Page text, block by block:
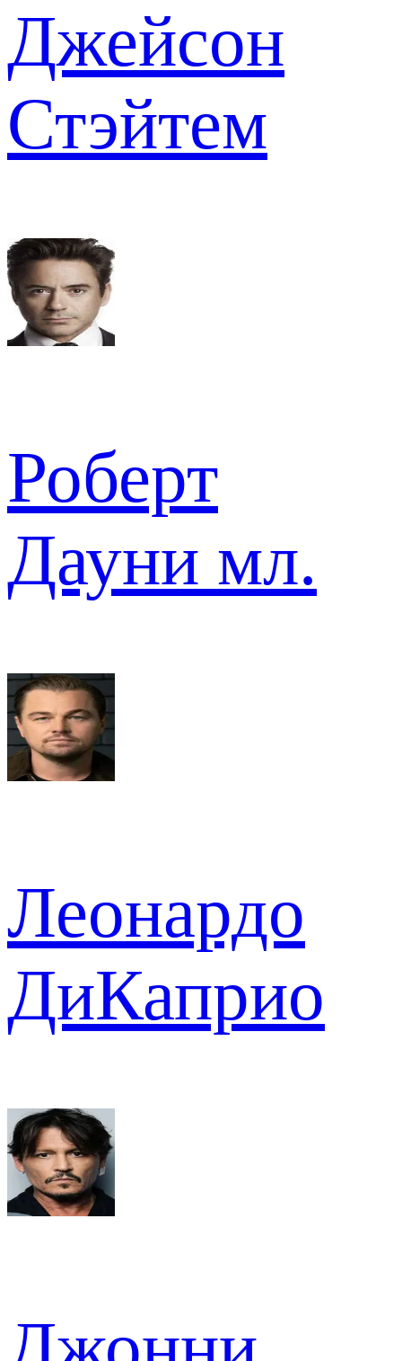
Джейсон
Стэйтем
Роберт
Дауни мл.
Леонардо
ДиКаприо